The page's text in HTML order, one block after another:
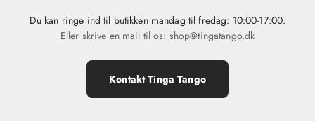
Du kan ringe ind til butikken mandag til fredag: 10:00-17:00.
Eller skrive en mail til os: shop@tingatango.dk
Kontakt Tinga Tango